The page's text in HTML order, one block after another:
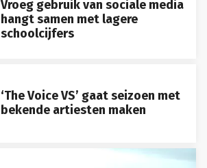
Vroeg gebruik van sociale media
hangt samen met lagere
schoolcijfers
‘The Voice VS’ gaat seizoen met
bekende artiesten maken